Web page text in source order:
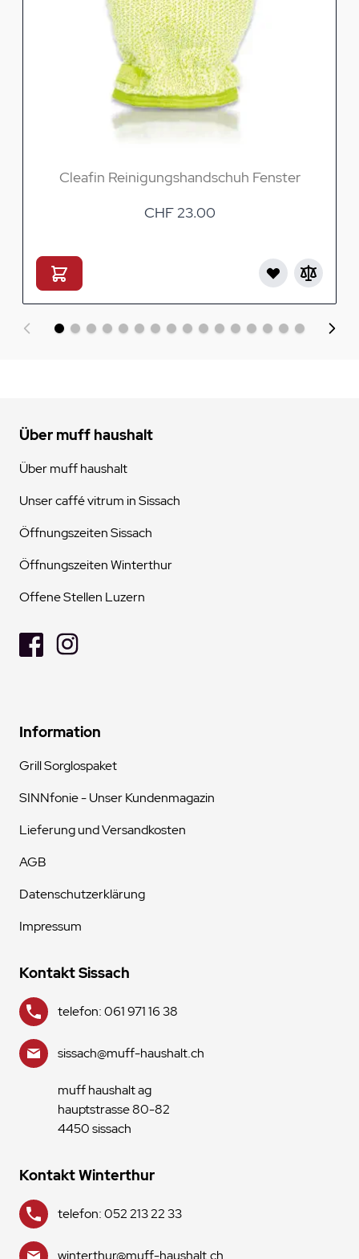
Cleafin Reinigungshandschuh Fenster
CHF 23.00
Über muff haushalt
Über muff haushalt
Unser caffé vitrum in Sissach
Öffnungszeiten Sissach
Öffnungszeiten Winterthur
Offene Stellen Luzern
Information
Grill Sorglospaket
SINNfonie - Unser Kundenmagazin
Lieferung und Versandkosten
AGB
Datenschutzerklärung
Impressum
Kontakt Sissach
telefon: 061 971 16 38
sissach@muff-haushalt.ch
muff haushalt ag
hauptstrasse 80-82
4450 sissach
Kontakt Winterthur
telefon: 052 213 22 33
winterthur@muff-haushalt.ch